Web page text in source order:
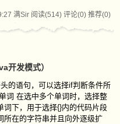
满Sir 阅读(514) 评论(0) 推荐(0)
开发模式）
的语句，可以选择if判断条件所
词 在选中多个单词时，选择整
词下，用于选择{}内的代码片段
所在的字符串并且向外逐级扩